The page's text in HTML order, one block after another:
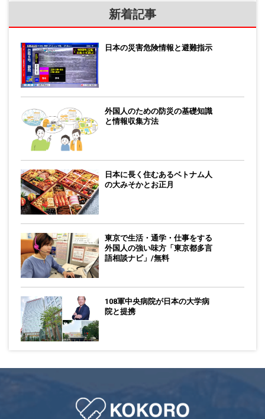
新着記事
日本の災害危険情報と避難指示
外国人のための防災の基礎知識
と情報収集方法
日本に長く住むあるベトナム人
の大みそかとお正月
東京で生活・通学・仕事をする
外国人の強い味方「東京都多言
語相談ナビ」/無料
108軍中央病院が日本の大学病
院と提携